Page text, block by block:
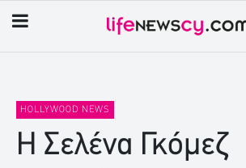
HOLLYWOOD NEWS
Η Σελένα Γκόμεζ